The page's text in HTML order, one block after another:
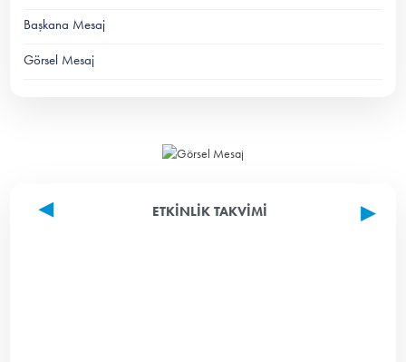
Başkana Mesaj
Görsel Mesaj
ETKINLIK TAKVIMI